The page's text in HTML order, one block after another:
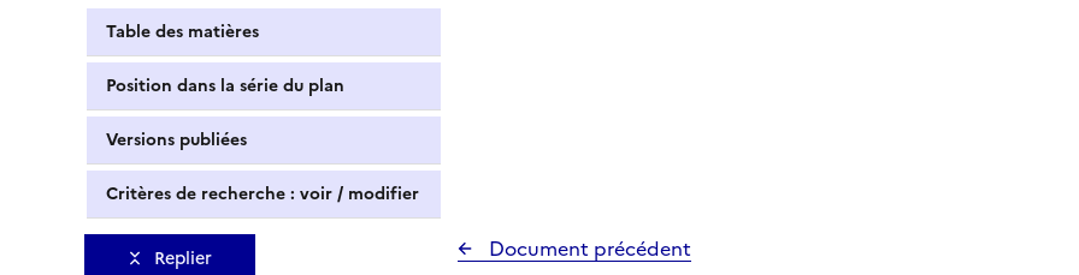
Table des matières
Position dans la série du plan
Versions publiées
Critères de recherche : voir / modifier
Replier Document précédent